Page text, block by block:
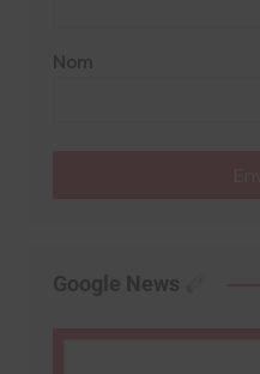
Nom
Google News